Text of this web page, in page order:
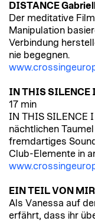
DISTANCE
Der meditative
Manipulation
Verbindung
nie begegnen.
IN THIS SILENCE
17 min
IN THIS SILENCE
nächtlichen
fremdartiges
Club-Elemente in
EIN TEIL VON
Als Vanessa auf
erfährt, dass ihr